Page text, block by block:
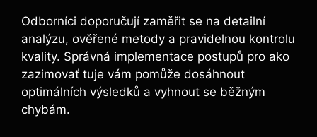
Odborníci doporučují zaměřit se na detailní
analýzu, ověřené metody a pravidelnou kontrolu
kvality. Správná implementace postupů pro ako
zazimovať tuje vám pomůže dosáhnout
optimálních výsledků a vyhnout se běžným
chybám.